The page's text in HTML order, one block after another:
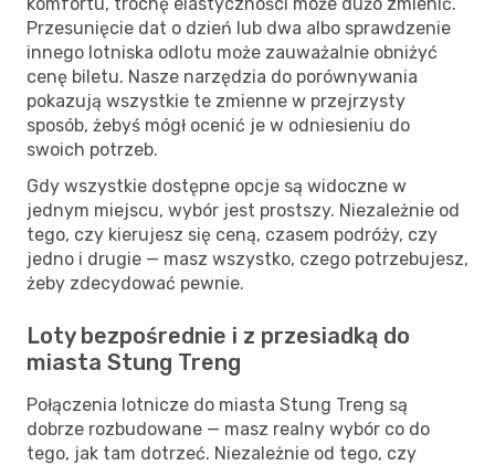
Przesunięcie dat o dzień lub dwa albo sprawdzenie
innego lotniska odlotu może zauważalnie obniżyć
cenę biletu. Nasze narzędzia do porównywania
pokazują wszystkie te zmienne w przejrzysty
sposób, żebyś mógł ocenić je w odniesieniu do
swoich potrzeb.
Gdy wszystkie dostępne opcje są widoczne w
jednym miejscu, wybór jest prostszy. Niezależnie od
tego, czy kierujesz się ceną, czasem podróży, czy
jedno i drugie — masz wszystko, czego potrzebujesz,
żeby zdecydować pewnie.
Loty bezpośrednie i z przesiadką do
miasta Stung Treng
Połączenia lotnicze do miasta Stung Treng są
dobrze rozbudowane — masz realny wybór co do
tego, jak tam dotrzeć. Niezależnie od tego, czy